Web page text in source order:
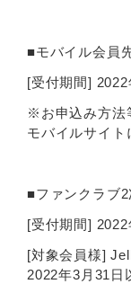
■モバイル会員
[受付期間]
※お申込み方法
モバイルサイト
■ファンクラブ
[受付期間]
[対象会員様]
2022年3月31日